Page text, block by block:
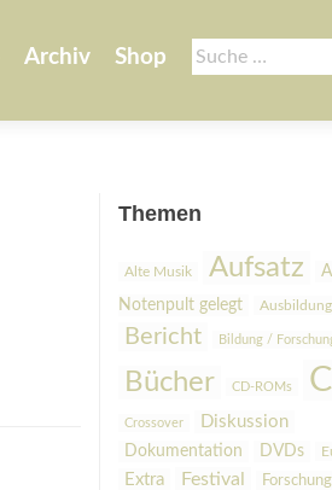
Suche
nach:
Archiv Shop
Themen
Alte Musik Aufsatz
Notenpult gelegt
Ausbildung
Bericht Bildung /
Bücher CD-ROMs
Crossover Diskussion
Dokumentation DVDs
Extra Festival Forschung